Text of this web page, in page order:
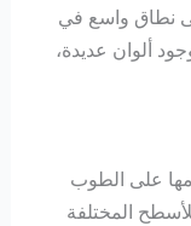
نطاق واسع في
ألوان عديدة،
على الطوب
المختلفة